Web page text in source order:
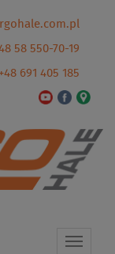
58 550-70-19
+48 691 405 185
Toggle